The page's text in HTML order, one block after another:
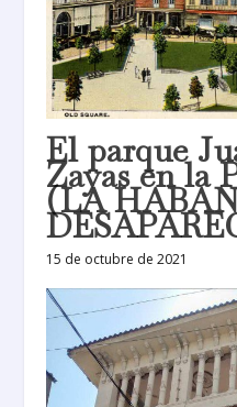
El parque
Zayas en la
(LA
15 de octubre de 2021